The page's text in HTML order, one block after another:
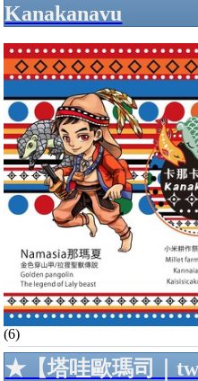
Kanakanavu
(6)
★【塔哇歐瑪司｜